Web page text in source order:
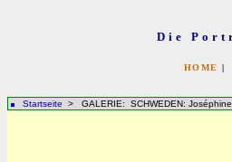
Die
HOME |
Startseite > GALERIE: SCHWEDEN: